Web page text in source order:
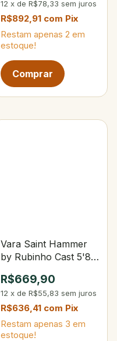
12 x de R$78,33 sem juros
R$892,91 com Pix
Restam apenas 2 em
estoque!
Vara Saint Hammer
by Rubinho Cast 5'8"
Partes
R$669,90
12 x de R$55,83 sem juros
R$636,41 com Pix
Restam apenas 3 em
estoque!